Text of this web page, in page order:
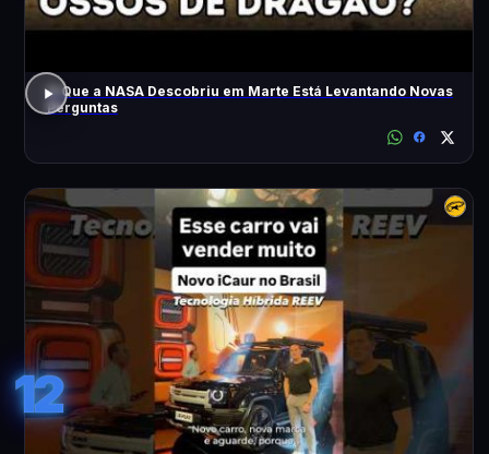
O Que a NASA Descobriu em Marte Está Levantando Novas
Perguntas
12